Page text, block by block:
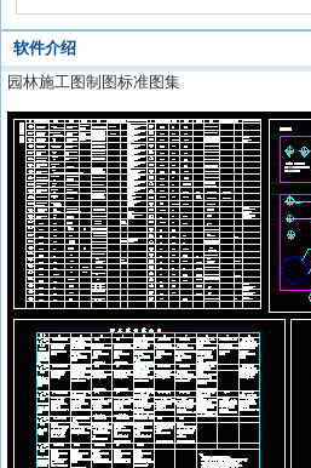
软件介绍
园林施工图制图标准图集